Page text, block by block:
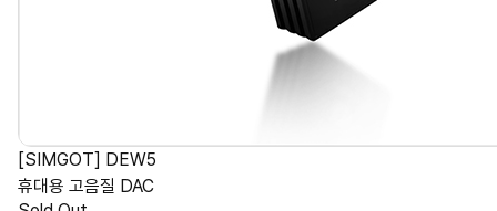
[SIMGOT] DEW5
휴대용 고음질 DAC